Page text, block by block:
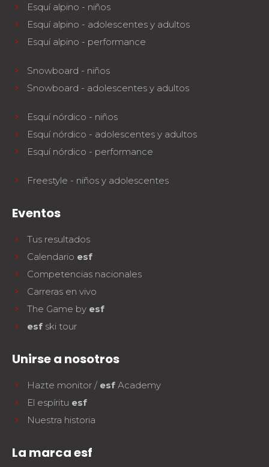
Esquí alpino - niños
Esquí alpino - adolescentes y adultos
Esquí alpino - performance
Snowboard - niños
Snowboard - adolescentes y adultos
Esquí nórdico - niños
Esquí nórdico - adolescentes y adultos
Esquí nórdico - performance
Freestyle - niños y adolescentes
Eventos
Tus resultados
Calendario esf
Competencias nacionales
Carreras en vivo
The Game by esf
esf ski tour
Unirse a nosotros
Hazte monitor / esf Academy
El espíritu esf
Nuestra historia
La marca esf